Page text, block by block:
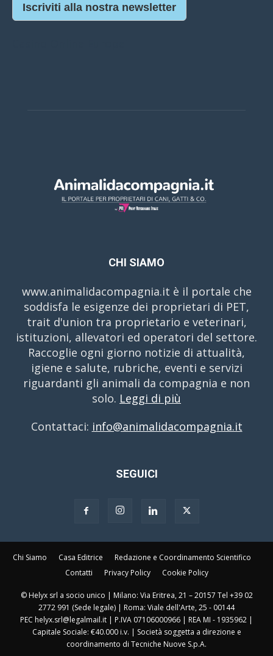
Iscriviti alla nostra newsletter
CHI SIAMO
www.animalidacompagnia.it è il portale che
soddisfa le esigenze dei proprietari di PET,
trait d'union tra proprietario e veterinari,
istituzioni, allevatori ed operatori del settore.
Raccoglie ogni giorno notizie di attualità,
igiene e salute, rubriche, eventi e servizi
riguardanti gli animali da compagnia e non
solo. Leggi di più
Contattaci: info@animalidacompagnia.it
SEGUICI
Chi Siamo Casa Editrice
Redazione e Coordinamento Scientifico
Contatti
Privacy Policy Cookie Policy
© Helyx srl a socio unico | Milano: Via Eritrea, 21 – 20157 Tel +39 02
2772 991 (Sede legale) | Roma: Viale dell'Arte, 25 - 00144
PEC helyx.srl@legalmail.it | P.IVA 07106000966 | REA MI - 1935962 |
Capitale Sociale: €40.000 i.v. | Società soggetta a direzione e
coordinamento di Tecniche Nuove S.p.A.